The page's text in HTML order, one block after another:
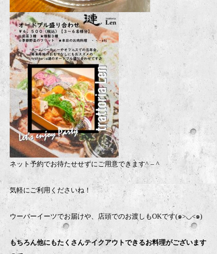
ネット予約でお待たせせずにご用意できます^ – ^
気軽にご利用くださいね！
ウーバーイーツでお届けや、店頭でのお渡しもOKです(๑>◡<๑)
もちろん他にもたくさんテイクアウトできるお料理がございます